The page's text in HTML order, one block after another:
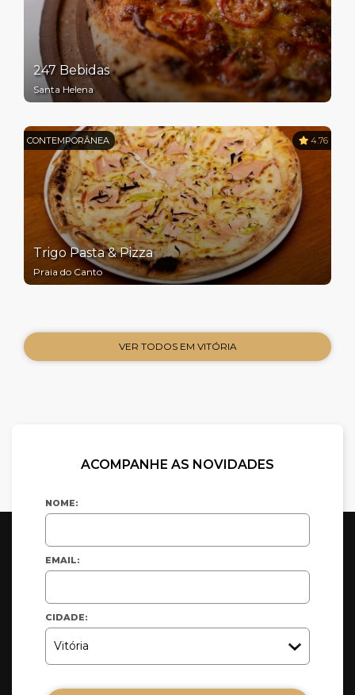
247 Bebidas
Santa Helena
CONTEMPORÂNEA 4.76
Trigo Pasta & Pizza
Praia do Canto
VER TODOS EM VITÓRIA
ACOMPANHE AS NOVIDADES
NOME:
EMAIL:
CIDADE: